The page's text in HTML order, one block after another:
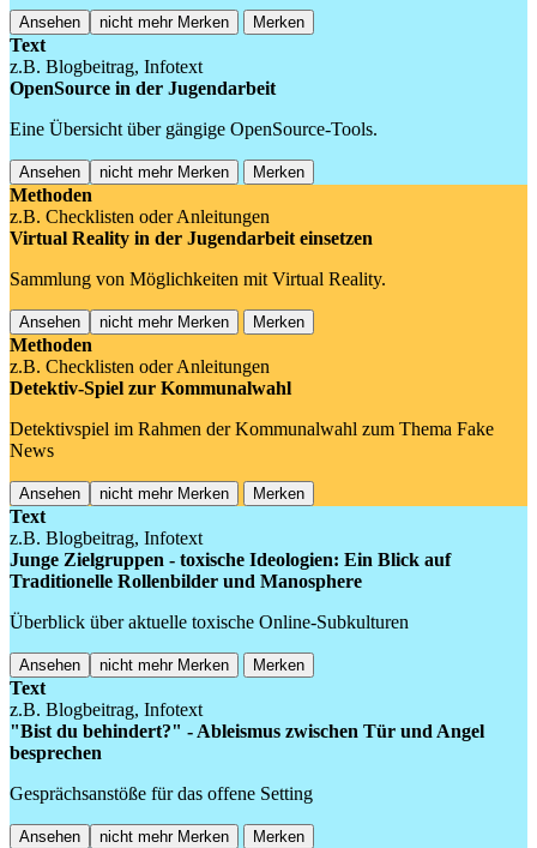
Ansehen nicht mehr Merken Merken
Text
z.B. Blogbeitrag, Infotext
OpenSource in der Jugendarbeit
Eine Übersicht über gängige OpenSource-Tools.
Ansehen nicht mehr Merken Merken
Methoden
z.B. Checklisten oder Anleitungen
Virtual Reality in der Jugendarbeit einsetzen
Sammlung von Möglichkeiten mit Virtual Reality.
Ansehen nicht mehr Merken Merken
Methoden
z.B. Checklisten oder Anleitungen
Detektiv-Spiel zur Kommunalwahl
Detektivspiel im Rahmen der Kommunalwahl zum Thema Fake
News
Ansehen nicht mehr Merken Merken
Text
z.B. Blogbeitrag, Infotext
Junge Zielgruppen - toxische Ideologien: Ein Blick auf
Traditionelle Rollenbilder und Manosphere
Überblick über aktuelle toxische Online-Subkulturen
Ansehen nicht mehr Merken Merken
Text
z.B. Blogbeitrag, Infotext
"Bist du behindert?" - Ableismus zwischen Tür und Angel
besprechen
Gesprächsanstöße für das offene Setting
Ansehen nicht mehr Merken Merken